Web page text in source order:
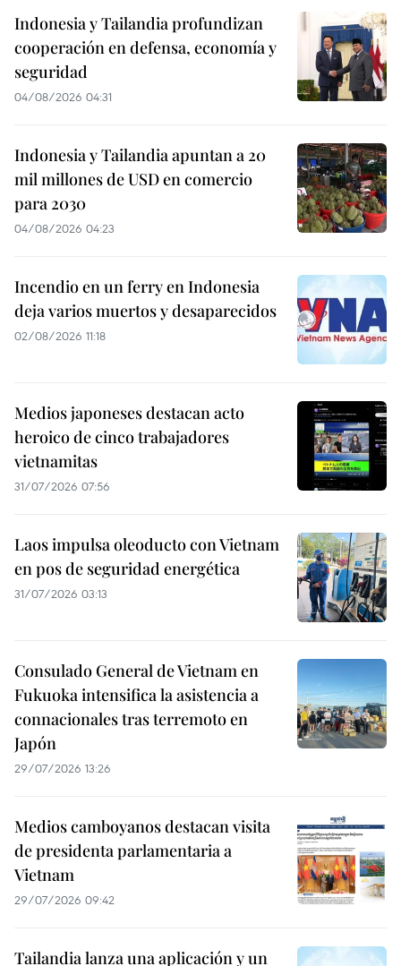
Indonesia y Tailandia profundizan
cooperación en defensa, economía y
seguridad
04/08/2026 04:31
Indonesia y Tailandia apuntan a 20
mil millones de USD en comercio
para 2030
04/08/2026 04:23
Incendio en un ferry en Indonesia
deja varios muertos y desaparecidos
02/08/2026 11:18
Medios japoneses destacan acto
heroico de cinco trabajadores
vietnamitas
31/07/2026 07:56
Laos impulsa oleoducto con Vietnam
en pos de seguridad energética
31/07/2026 03:13
Consulado General de Vietnam en
Fukuoka intensifica la asistencia a
connacionales tras terremoto en
Japón
29/07/2026 13:26
Medios camboyanos destacan visita
de presidenta parlamentaria a
Vietnam
29/07/2026 09:42
Tailandia lanza una aplicación y un